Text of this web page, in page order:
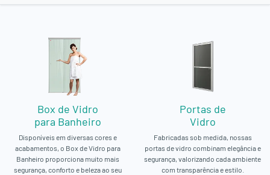
Box de Vidro
para Banheiro
Disponíveis em diversas cores e
acabamentos, o Box de Vidro para
Banheiro proporciona muito mais
segurança, conforto e beleza ao seu
Portas de
Vidro
Fabricadas sob medida, nossas
portas de vidro combinam elegância e
segurança, valorizando cada ambiente
com transparência e estilo.